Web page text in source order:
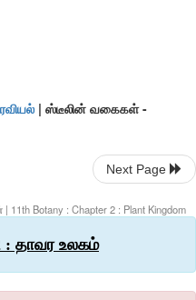
| ஸ்டீலின் வகைகள் -
Next Page
| 11th Botany : Chapter 2 : Plant Kingdom
: தாவர உலகம்